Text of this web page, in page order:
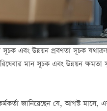
সূচক এবং উন্নয়ন প্রবণতা সূচক
মান সূচক এবং উন্নয়ন
জানিয়েছেন যে, আগস্ট মাসে,